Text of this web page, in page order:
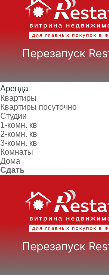
Аренда
Квартиры
Квартиры посуточно
Студии
1-комн. кв
2-комн. кв
3-комн. кв
Комнаты
Дома
Сдать